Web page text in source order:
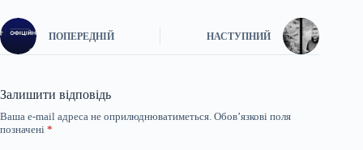
ПОПЕРЕДНІЙ НАСТУПНИЙ
Залишити відповідь
Ваша e-mail адреса не оприлюднюватиметься. Обов’язкові поля
позначені *